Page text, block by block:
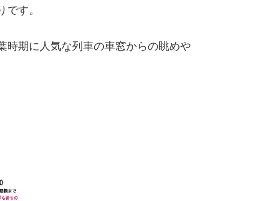
す。
期に人気な列車の車窓からの眺めや